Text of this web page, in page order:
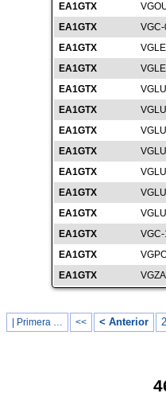
EA1GTX
EA1GTX
EA1GTX
EA1GTX
EA1GTX
EA1GTX
EA1GTX
EA1GTX
EA1GTX
EA1GTX
EA1GTX
EA1GTX
EA1GTX
EA1GTX
| Primera … << < Anterior